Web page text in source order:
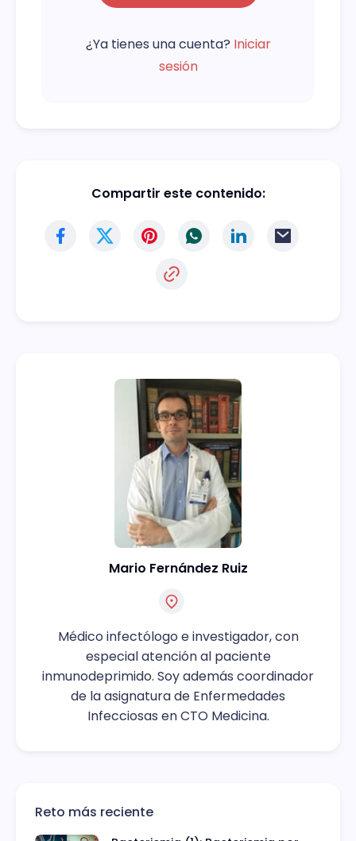
¿Ya tienes una cuenta? Iniciar
sesión
Compartir este contenido:
Mario Fernández Ruiz
Médico infectólogo e investigador, con
especial atención al paciente
inmunodeprimido. Soy además coordinador
de la asignatura de Enfermedades
Infecciosas en CTO Medicina.
Reto más reciente